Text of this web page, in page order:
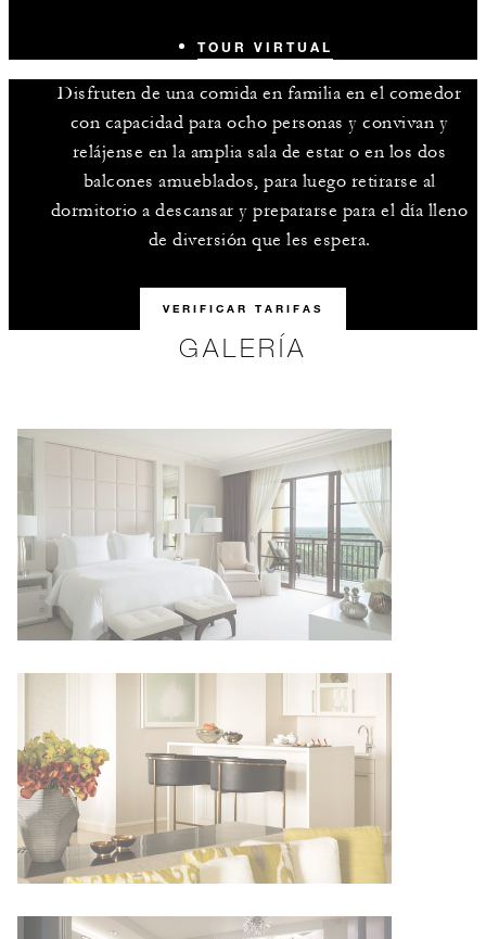
TOUR VIRTUAL
Disfruten de una comida en familia en el comedor
con capacidad para ocho personas y convivan y
relájense en la amplia sala de estar o en los dos
balcones amueblados, para luego retirarse al
dormitorio a descansar y prepararse para el día lleno
de diversión que les espera.
VERIFICAR TARIFAS
GALERÍA